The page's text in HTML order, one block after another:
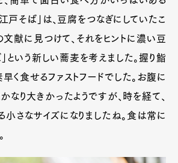
Columnist
About
Contact
戸そば」は、豆腐をつなぎにしていたこ
献に見つけて、それをヒントに濃い豆
という新しい蕎麦を考えました。握り鮨
く食せるファストフードでした。お腹に
かなり大きかったようですが、時を経て、
小さなサイズになりましたね。食は常に